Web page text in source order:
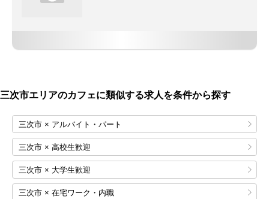
三次市エリアのカフェに類似する求人を条件から探す
三次市 × アルバイト・パート
三次市 × 高校生歓迎
三次市 × 大学生歓迎
三次市 × 在宅ワーク・内職